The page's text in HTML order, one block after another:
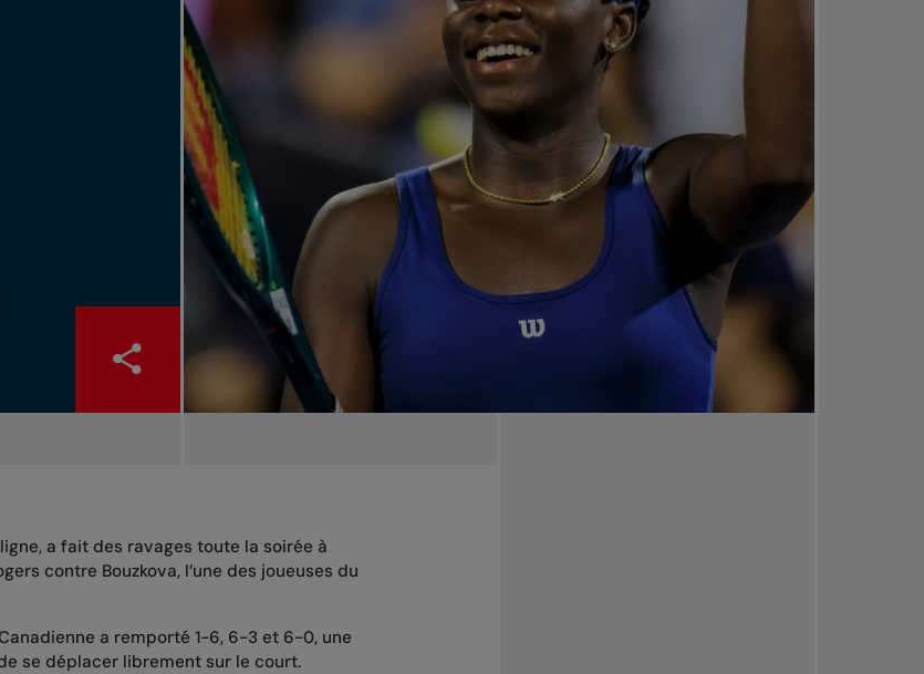
a fait des ravages toute la soirée à
contre Bouzkova, l’une des joueuses du
a remporté 1-6, 6-3 et 6-0, une
se déplacer librement sur le court.